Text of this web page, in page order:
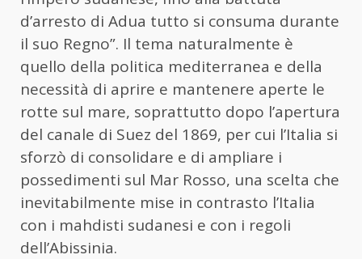
d’arresto di Adua tutto si consuma durante
il suo Regno”. Il tema naturalmente è
quello della politica mediterranea e della
necessità di aprire e mantenere aperte le
rotte sul mare, soprattutto dopo l’apertura
del canale di Suez del 1869, per cui l’Italia si
sforzò di consolidare e di ampliare i
possedimenti sul Mar Rosso, una scelta che
inevitabilmente mise in contrasto l’Italia
con i mahdisti sudanesi e con i regoli
dell’Abissinia.